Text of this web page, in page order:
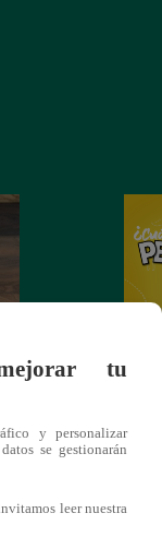
más
tu
y personalizar
se gestionarán
leer nuestra